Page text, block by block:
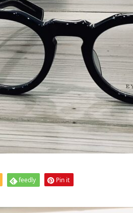
feedly Pin it